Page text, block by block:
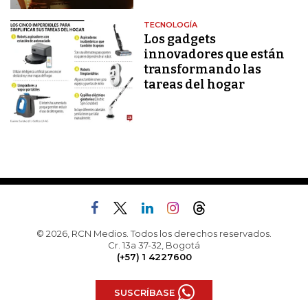
TECNOLOGÍA
Los gadgets
innovadores que están
transformando las
tareas del hogar
© 2026, RCN Medios. Todos los derechos reservados.
Cr. 13a 37-32, Bogotá
(+57) 1 4227600
SUSCRÍBASE